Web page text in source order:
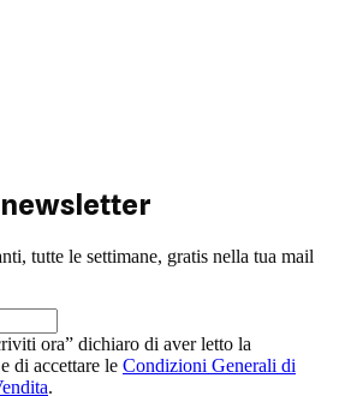
tutte le settimane, gratis nella tua mail
ora” dichiaro di aver letto la
e di accettare le Condizioni Generali di
.